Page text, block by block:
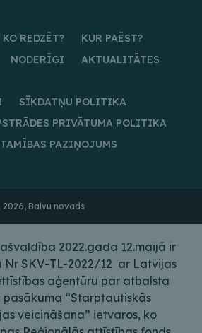
KO REDZĒT?
KUR PAĒST?
NODERĪGI AKTUALITĀTES
SĪKDATŅU POLITIKA
PRIVĀTUMA POLITIKA
PAZIŅOJUMS
2026, Balvu novads
2022.gada 12.maijā ir
Nr SKV-TL-2022/12 ar Latvijas
aģentūru par atbalsta
pasākuma “Starptautiskās
veicināšana” ietvaros, ko